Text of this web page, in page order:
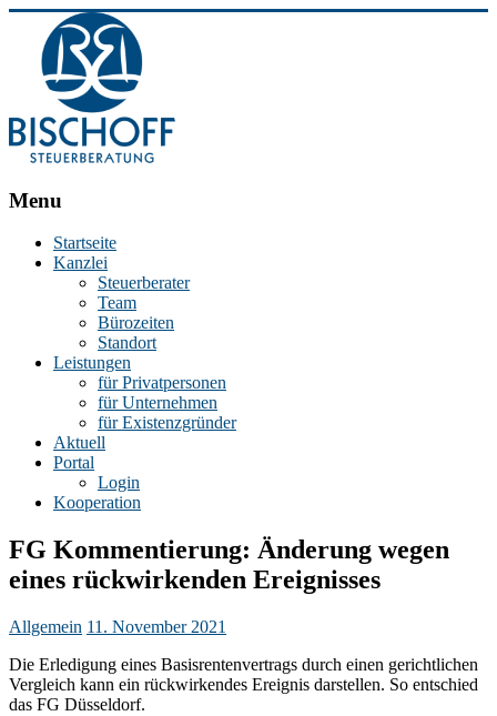
BISCHOFF
Stephan
Steuerberater
Essen
Menu
Startseite
Kanzlei
Steuerberater
Team
Bürozeiten
Standort
Leistungen
für Privatpersonen
für Unternehmen
für Existenzgründer
Aktuell
Portal
Login
Kooperation
FG Kommentierung: Änderung wegen
eines rückwirkenden Ereignisses
Allgemein 11. November 2021
Die Erledigung eines Basisrentenvertrags durch einen gerichtlichen
Vergleich kann ein rückwirkendes Ereignis darstellen. So entschied
das FG Düsseldorf.